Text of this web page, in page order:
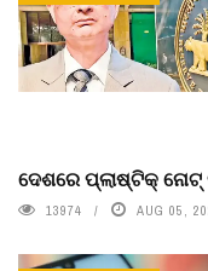
ଦେଶରେ ପ୍ଲାଷ୍ଟିକ୍
13974 AUG 05,